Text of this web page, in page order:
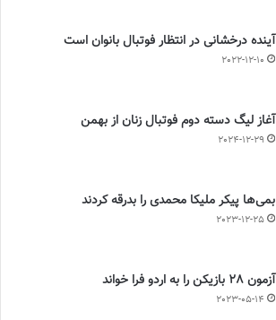
آینده درخشانی در انتظار فوتبال بانوان است
2022-12-10
آغاز لیگ دسته دوم فوتبال زنان از بهمن
2024-12-29
بمی‌ها پیکر ملیکا محمدی را بدرقه کردند
2023-12-25
آزمون 28 بازیکن را به اردو فرا خواند
2023-05-14